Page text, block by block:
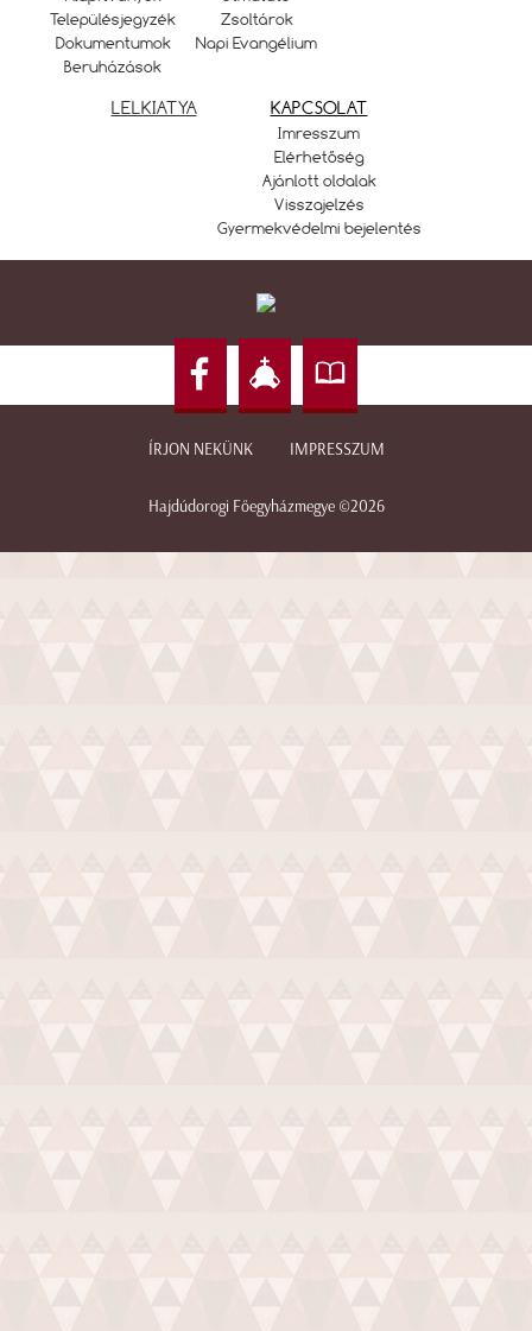
Településjegyzék
Dokumentumok
Beruházások
Zsoltárok
Napi Evangélium
LELKIATYA KAPCSOLAT
Imresszum
Elérhetőség
Ajánlott oldalak
Visszajelzés
Gyermekvédelmi bejelentés
ÍRJON NEKÜNK IMPRESSZUM
Hajdúdorogi Főegyházmegye ©2026